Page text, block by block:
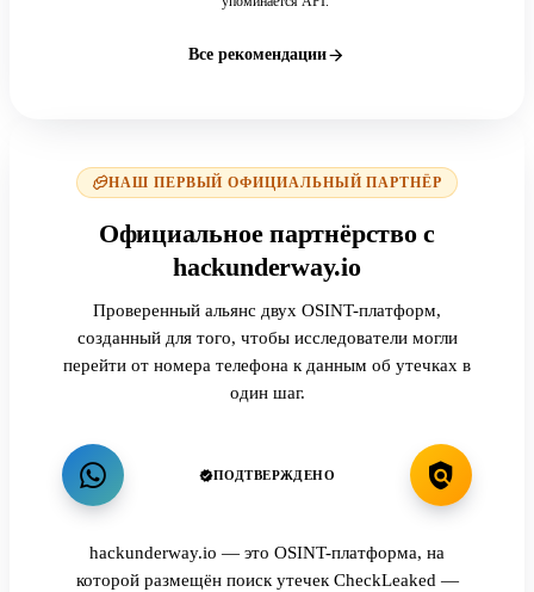
Все рекомендации
НАШ ПЕРВЫЙ ОФИЦИАЛЬНЫЙ ПАРТНЁР
Официальное партнёрство с
hackunderway.io
Проверенный альянс двух OSINT-платформ,
созданный для того, чтобы исследователи могли
перейти от номера телефона к данным об утечках в
один шаг.
ПОДТВЕРЖДЕНО
hackunderway.io — это OSINT-платформа, на
которой размещён поиск утечек CheckLeaked —